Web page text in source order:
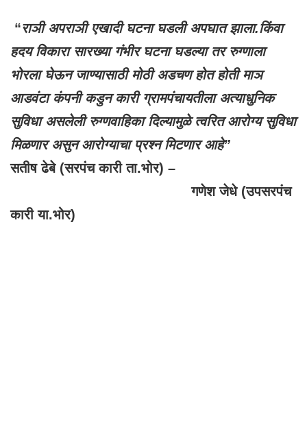
“राञी अपराञी एखादी घटना घडली अपघात झाला.किंवा
हदय विकारा सारख्या गंभीर घटना घडल्या तर रुग्णाला
भोरला घेऊन जाण्यासाठी मोठी अडचण होत होती माञ
आडवंटा कंपनी कडुन कारी ग्रामपंचायतीला अत्याधुनिक
सुविधा असलेली रुग्णवाहिका दिल्यामुळे त्वरित आरोग्य सुविधा
मिळणार असुन आरोग्याचा प्रश्न मिटणार आहे”
सतीष ढेबे (सरपंच कारी ता.भोर) –
गणेश जेधे (उपसरपंच
कारी या.भोर)